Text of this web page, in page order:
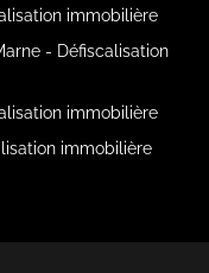
immobilière
- Défiscalisation
immobilière
immobilière